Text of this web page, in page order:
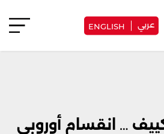
عربي ENGLISH
… انقسام أوروبي